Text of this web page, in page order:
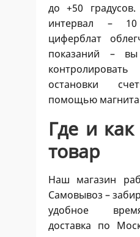
до +50
интервал –
циферблат
показаний –
остановки
помощью
Где и
товар
Наш магазин
Самовывоз –
удобное
доставка по